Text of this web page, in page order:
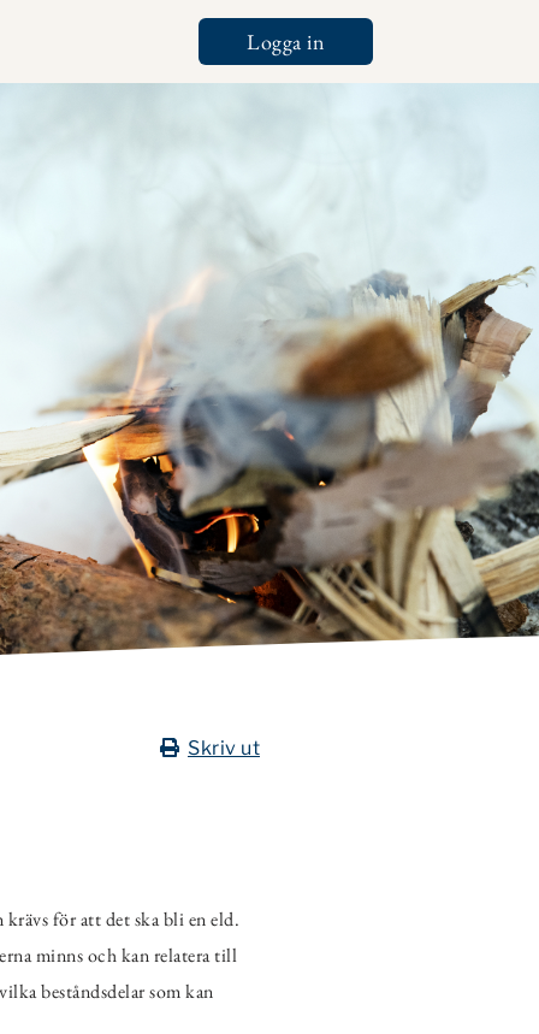
ToolsLogga in
Skriv ut
för att det ska bli en eld.
minns och kan relatera till
beståndsdelar som kan